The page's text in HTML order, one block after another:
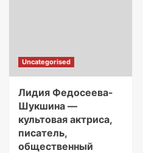
Uncategorised
Лидия Федосеева-
Шукшина —
культовая актриса,
писатель,
общественный